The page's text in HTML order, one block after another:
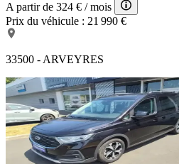
A partir de 324 € / mois
Prix du véhicule : 21 990 €
33500 - ARVEYRES